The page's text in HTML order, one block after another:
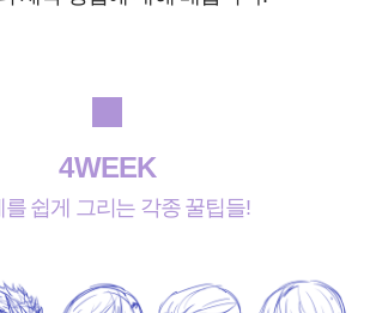
4WEEK
를 쉽게 그리는 각종 꿀팁들!